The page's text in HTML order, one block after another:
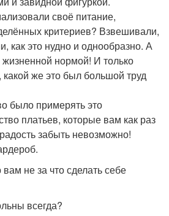
своё питание,
критериев? Взвешивали,
как это нудно и однообразно. А
нормой! И только
же это был большой труд
было примерять это
платьев, которые вам как раз
забыть невозможно!
не за что сделать себе
всегда?